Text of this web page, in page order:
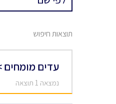
תוצאות חיפוש
עדים מומחים
נמצאה 1 תוצאה